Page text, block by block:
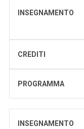
INSEGNAMENTO
CREDITI
PROGRAMMA
INSEGNAMENTO